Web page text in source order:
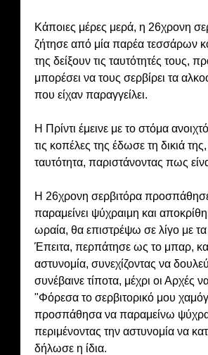
Κάποιες μέρες μερά, η 26χρονη
ζήτησε από μία παρέα τεσσάρων
της δείξουν τις ταυτότητές τους,
μπορέσει να τους σερβίρει τα
που είχαν παραγγείλει.
Η Πρίντι έμεινε με το στόμα
τις κοπέλες της έδωσε τη δικιά
ταυτότητα, παριστάνοντας πως
Η 26χρονη σερβιτόρα
παραμείνει ψύχραιμη και
ωραία, θα επιστρέψω σε λίγο με
Έπειτα, περπάτησε ως το μπαρ,
αστυνομία, συνεχίζοντας να
συνέβαινε τίποτα, μέχρι οι Αρχές
"Φόρεσα το σερβιτορικό μου
προσπάθησα να παραμείνω
περιμένοντας την αστυνομία να
δήλωσε η ίδια.